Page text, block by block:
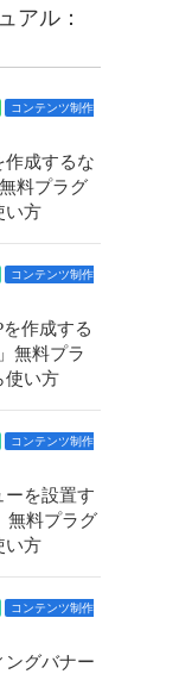
アル：
コンテンツ制作
作成するな
料プラグ
い方
コンテンツ制作
作成する
無料プラ
使い方
コンテンツ制作
ーを設置す
無料プラグ
い方
コンテンツ制作
ングバナー